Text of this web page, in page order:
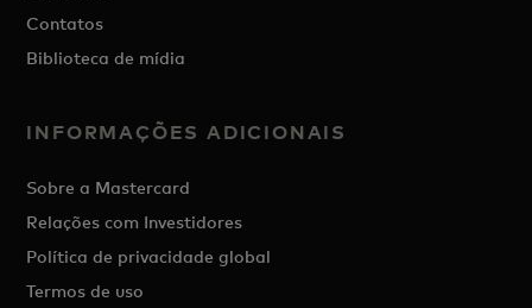
Contatos
Biblioteca de mídia
INFORMAÇÕES ADICIONAIS
Sobre a Mastercard
Relações com Investidores
Política de privacidade global
Termos de uso